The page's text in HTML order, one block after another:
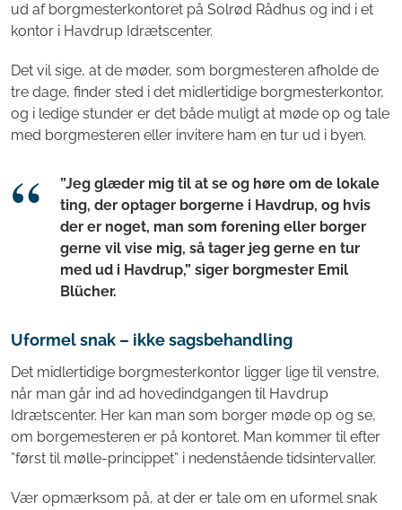
ud af borgmesterkontoret på Solrød Rådhus og ind i et
kontor i Havdrup Idrætscenter.
Det vil sige, at de møder, som borgmesteren afholde de
tre dage, finder sted i det midlertidige borgmesterkontor,
og i ledige stunder er det både muligt at møde op og tale
med borgmesteren eller invitere ham en tur ud i byen.
”Jeg glæder mig til at se og høre om de lokale
ting, der optager borgerne i Havdrup, og hvis
der er noget, man som forening eller borger
gerne vil vise mig, så tager jeg gerne en tur
med ud i Havdrup,” siger borgmester Emil
Blücher.
Uformel snak – ikke sagsbehandling
Det midlertidige borgmesterkontor ligger lige til venstre,
når man går ind ad hovedindgangen til Havdrup
Idrætscenter. Her kan man som borger møde op og se,
om borgemesteren er på kontoret. Man kommer til efter
”først til mølle-princippet” i nedenstående tidsintervaller.
Vær opmærksom på, at der er tale om en uformel snak